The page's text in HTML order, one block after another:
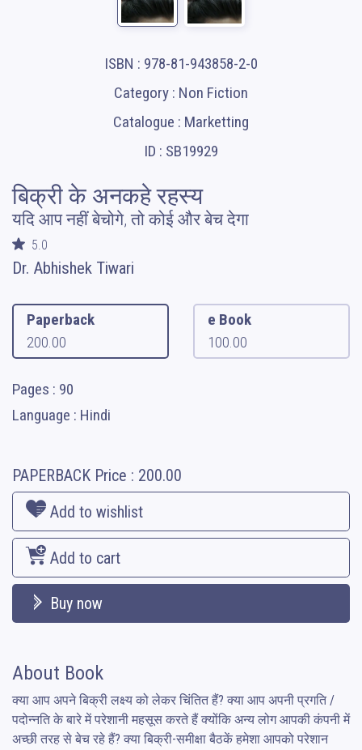
ISBN : 978-81-943858-2-0
Category : Non Fiction
Catalogue : Marketting
ID : SB19929
बिक्री के अनकहे रहस्य
यदि आप नहीं बेचोगे, तो कोई और बेच देगा
5.0
Dr. Abhishek Tiwari
Paperback
200.00
e Book
100.00
Pages : 90
Language : Hindi
PAPERBACK Price : 200.00
Add to wishlist
Add to cart
Buy now
About Book
क्या आप अपने बिक्री लक्ष्य को लेकर चिंतित हैं? क्या आप अपनी प्रगति /
पदोन्नति के बारे में परेशानी महसूस करते हैं क्योंकि अन्य लोग आपकी कंपनी में
अच्छी तरह से बेच रहे हैं? क्या बिक्री-समीक्षा बैठकें हमेशा आपको परेशान